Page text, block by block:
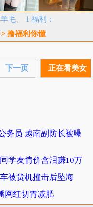
毛、 1 福利：
撸福利你懂
下一页 正在看美女
务员 越南副防长被曝
学友情价含泪赚10万
被货机撞击后坠海
网红切胃减肥